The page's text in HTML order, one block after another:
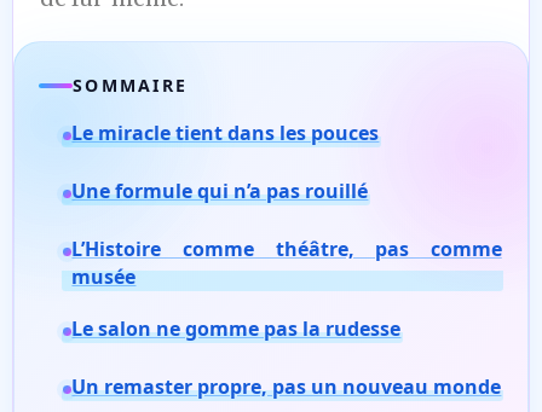
SOMMAIRE
Le miracle tient dans les pouces
Une formule qui n’a pas rouillé
L’Histoire comme théâtre, pas comme
musée
Le salon ne gomme pas la rudesse
Un remaster propre, pas un nouveau monde